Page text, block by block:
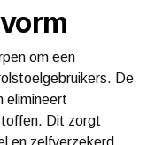
om een
De
elimineert
Dit zorgt
en zelfverzekerd